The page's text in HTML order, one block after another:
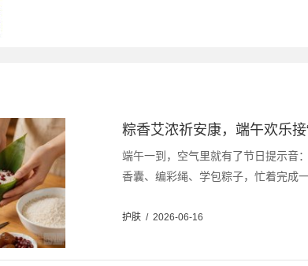
粽香艾浓祈安康，端午欢乐接
端午一到，空气里就有了节日提示音
香囊、编彩绳、学包粽子，忙着完成一
护肤 / 2026-06-16